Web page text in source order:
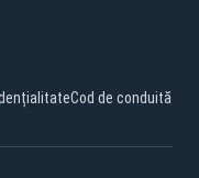
Cod de conduită